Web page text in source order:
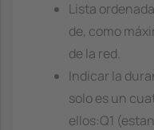
Lista
de, como
de la red.
Indicar la
solo es un
ellos:Q1